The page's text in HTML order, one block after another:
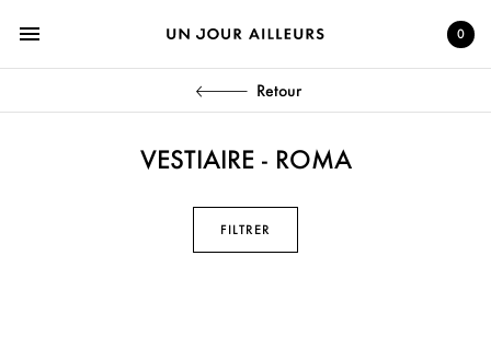
menu 0
Retour
VESTIAIRE - ROMA
FILTRER